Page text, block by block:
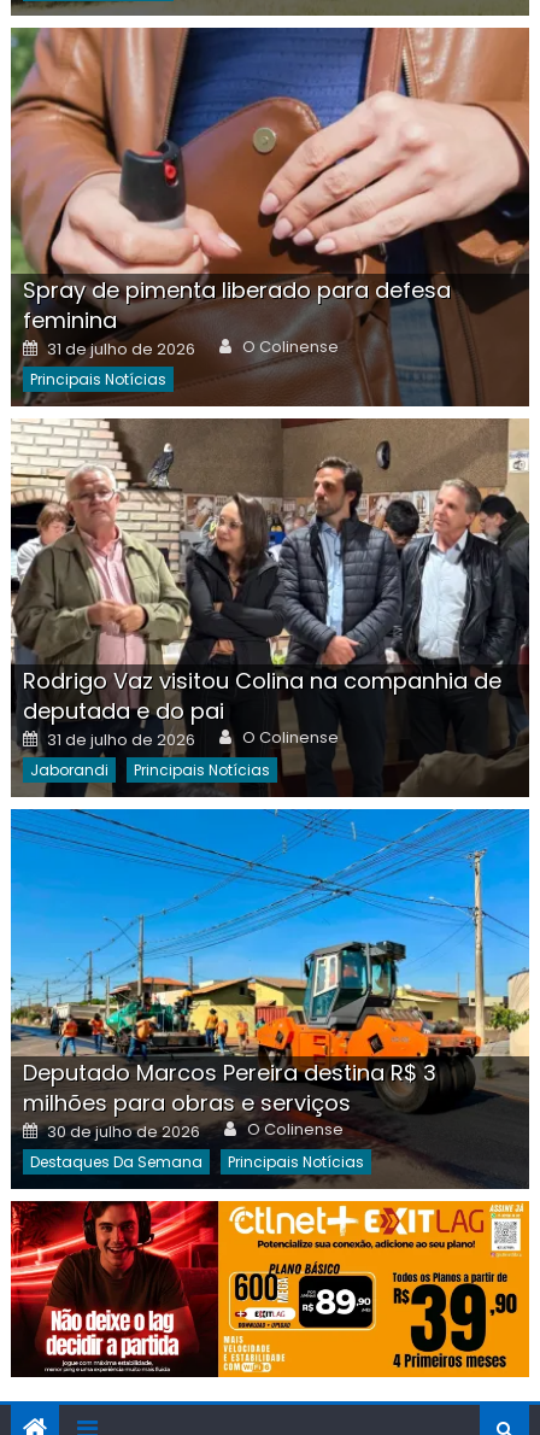
Spray de pimenta liberado para defesa
feminina
Posted
on
31 de julho de 2026 Author
O Colinense
Principais Notícias
Rodrigo Vaz visitou Colina na companhia de
deputada e do pai
Posted
on
31 de julho de 2026 Author
O Colinense
Jaborandi Principais Notícias
Deputado Marcos Pereira destina R$ 3
milhões para obras e serviços
Posted
on
30 de julho de 2026 Author
O Colinense
Destaques Da Semana Principais Notícias